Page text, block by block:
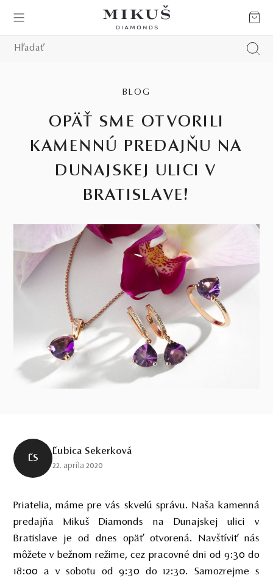
BLOG
OPÄŤ SME OTVORILI
KAMENNÚ PREDAJŇU NA
DUNAJSKEJ ULICI V
BRATISLAVE!
ĽS
Ľubica Sekerková
22. apríla 2020
Priatelia, máme pre vás skvelú správu. Naša kamenná
predajňa Mikuš Diamonds na Dunajskej ulici v
Bratislave je od dnes opäť otvorená. Navštíviť nás
môžete v bežnom režime, cez pracovné dni od 9:30 do
18:00 a v sobotu od 9:30 do 12:30. Samozrejme s